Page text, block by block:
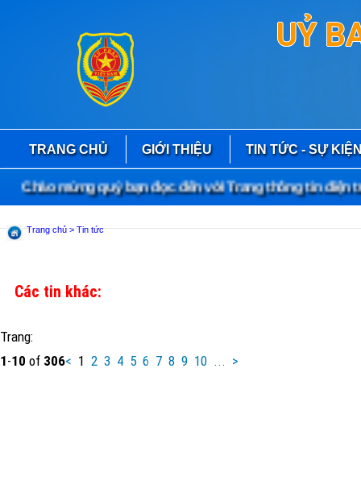
UỶ
TRANG CHỦ GIỚI THIỆU TIN TỨC - SỰ
Chào mừng quý bạn đọc đến với Trang thông tin điện tử
Trang chủ> Tin tức
Các tin khác:
Trang:
1-10 of 306< 1 2 3 4 5 6 7 8 9 10 ... >